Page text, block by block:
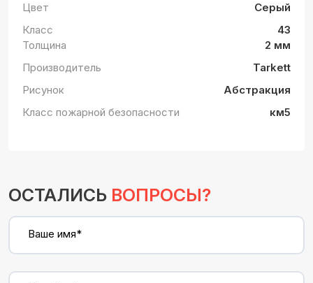
Цвет
Серый
Класс
43
Толщина
2 мм
Производитель
Tarkett
Рисунок
Абстракция
Класс пожарной безопасности
км5
ОСТАЛИСЬ ВОПРОСЫ?
Ваше имя*